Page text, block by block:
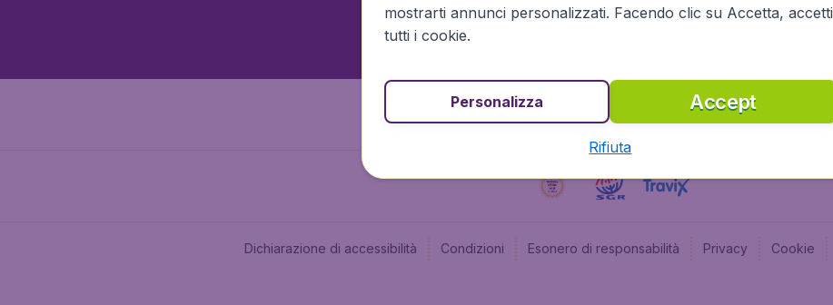
Dichiarazione di accessibilità Condizioni Esonero di responsabilità Privacy Cookie
mostrarti annunci personalizzati. Facendo clic su Accetta, accetti
tutti i cookie.
Accept
Personalizza
Rifiuta